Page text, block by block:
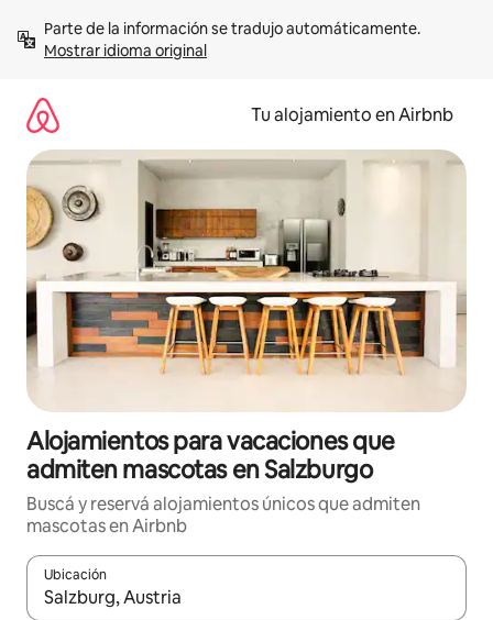
contenidoMostrar idioma original
Tu alojamiento en Airbnb
Alojamientos para vacaciones que
admiten mascotas en Salzburgo
Buscá y reservá alojamientos únicos que admiten
mascotas en Airbnb
Ubicación
Cuando los resultados estén disponibles, navegá con las